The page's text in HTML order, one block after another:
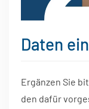
Daten
Ergänzen Sie
den dafür